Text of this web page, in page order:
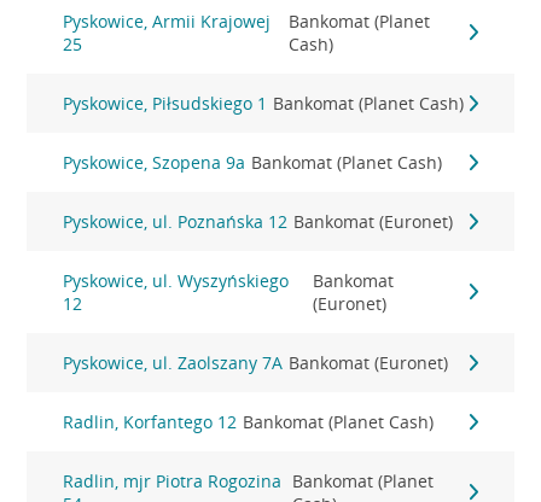
Pyskowice, Armii Krajowej
25
Bankomat (Planet
Cash)
Pyskowice, Piłsudskiego 1 Bankomat (Planet Cash)
Pyskowice, Szopena 9a Bankomat (Planet Cash)
Pyskowice, ul. Poznańska 12 Bankomat (Euronet)
Pyskowice, ul. Wyszyńskiego
12
Bankomat
(Euronet)
Pyskowice, ul. Zaolszany 7A Bankomat (Euronet)
Radlin, Korfantego 12 Bankomat (Planet Cash)
Radlin, mjr Piotra Rogozina Bankomat (Planet